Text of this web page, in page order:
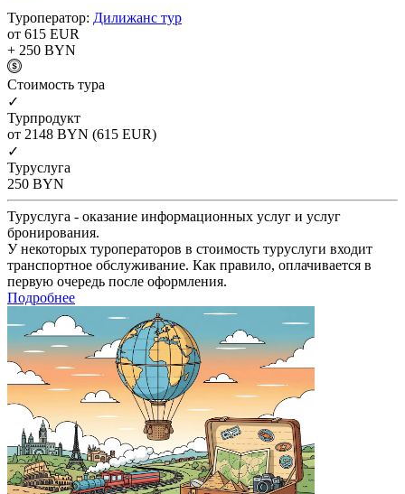
Туроператор: Дилижанс тур
от 615 EUR
+ 250 BYN
Cтоимость тура
✓
Турпродукт
от 2148 BYN (615 EUR)
✓
Туруслуга
250 BYN
Туруслуга - оказание информационных услуг и услуг
бронирования.
У некоторых туроператоров в стоимость туруслуги входит
транспортное обслуживание. Как правило, оплачивается в
первую очередь после оформления.
Подробнее